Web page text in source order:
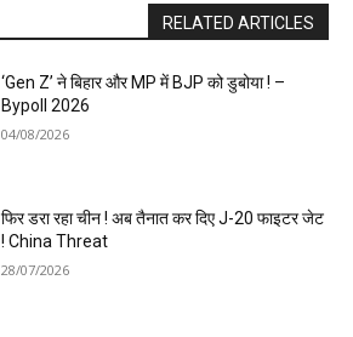
RELATED ARTICLES
‘Gen Z’ ने बिहार और MP में BJP को डुबोया ! –
Bypoll 2026
04/08/2026
फिर डरा रहा चीन ! अब तैनात कर दिए J-20 फाइटर जेट
! China Threat
28/07/2026